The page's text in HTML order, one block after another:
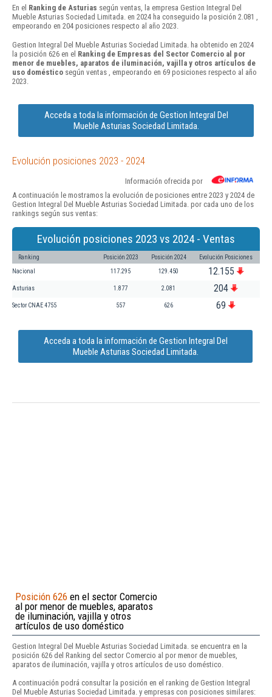
En el Ranking de Asturias según ventas, la empresa Gestion Integral Del
Mueble Asturias Sociedad Limitada. en 2024 ha conseguido la posición 2.081 ,
empeorando en 204 posiciones respecto al año 2023.
Gestion Integral Del Mueble Asturias Sociedad Limitada. ha obtenido en 2024
la posición 626 en el Ranking de Empresas del Sector Comercio al por
menor de muebles, aparatos de iluminación, vajilla y otros artículos de
uso doméstico según ventas , empeorando en 69 posiciones respecto al año
2023.
Acceda a toda la información de Gestion Integral Del
Mueble Asturias Sociedad Limitada.
Evolución posiciones 2023 - 2024
Información ofrecida por
A continuación le mostramos la evolución de posiciones entre 2023 y 2024 de
Gestion Integral Del Mueble Asturias Sociedad Limitada. por cada uno de los
rankings según sus ventas:
Evolución posiciones 2023 vs 2024 - Ventas
Ranking Posición 2023 Posición 2024 Evolución Posiciones
Nacional 117.295 129.450 12.155
Asturias 1.877 2.081 204
Sector CNAE 4755 557 626 69
Acceda a toda la información de Gestion Integral Del
Mueble Asturias Sociedad Limitada.
Posición 626 en el sector Comercio
al por menor de muebles, aparatos
de iluminación, vajilla y otros
artículos de uso doméstico
Gestion Integral Del Mueble Asturias Sociedad Limitada. se encuentra en la
posición 626 del Ranking del sector Comercio al por menor de muebles,
aparatos de iluminación, vajilla y otros artículos de uso doméstico.
A continuación podrá consultar la posición en el ranking de Gestion Integral
Del Mueble Asturias Sociedad Limitada. y empresas con posiciones similares: